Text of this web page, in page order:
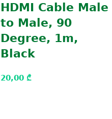
HDMI Cable Male
to Male, 90
Degree, 1m,
Black
20,00 ₾